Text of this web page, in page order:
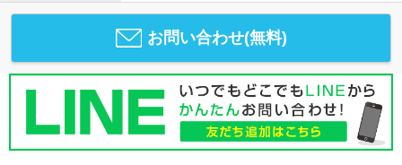
お問い合わせ(無料)